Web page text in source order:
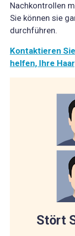
Nachkontrollen
Sie können sie
durchführen.
Kontaktieren
helfen, Ihre
Stört